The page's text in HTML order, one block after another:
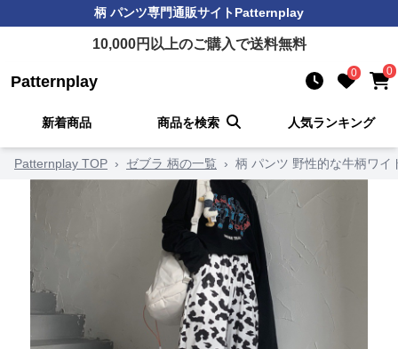
柄 パンツ専門通販サイトPatternplay
10,000円以上のご購入で送料無料
Patternplay 0 0
新着商品 商品を検索 人気ランキング
Patternplay TOP › ゼブラ 柄の一覧 › 柄 パンツ 野性的な牛柄ワイ